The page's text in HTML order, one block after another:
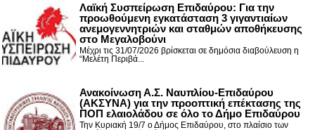
Λαϊκή Συσπείρωση Επιδαύρου: Για την
προωθούμενη εγκατάσταση 3 γιγαντιαίων
ανεμογεννητριών και σταθμών αποθήκευσης
στο Μεγαλοβούνι
Μέχρι τις 31/07/2026 βρίσκεται σε δημόσια διαβούλευση η
“Μελέτη Περιβά...
Ανακοίνωση Α.Σ. Ναυπλίου-Επιδαύρου
(ΑΚΣΥΝΑ) για την προοπτική επέκτασης της
ΠΟΠ ελαιολάδου σε όλο το Δήμο Επιδαύρου
Την Κυριακή 19/7 ο Δήμος Επιδαύρου, στο πλαίσιο των